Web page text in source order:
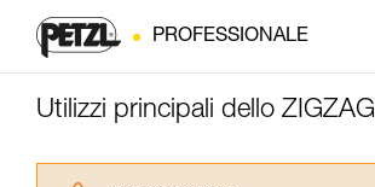
PROFESSIONALE
Utilizzi principali dello ZIGZAG